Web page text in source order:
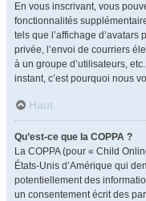
En vous inscrivant, vous
fonctionnalités
tels que l’affichage
privée, l’envoi de courriers
à un groupe d’utilisateurs,
instant, c’est pourquoi nous
Haut
Qu’est-ce que la COPPA ?
La COPPA (pour « Child
États-Unis d’Amérique qui
potentiellement des
un consentement écrit des